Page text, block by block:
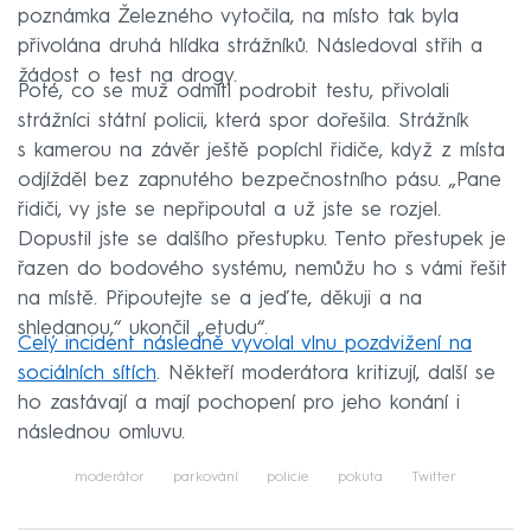
poznámka Železného vytočila, na místo tak byla
přivolána druhá hlídka strážníků. Následoval střih a
žádost o test na drogy.
Poté, co se muž odmítl podrobit testu, přivolali
strážníci státní policii, která spor dořešila. Strážník
s kamerou na závěr ještě popíchl řidiče, když z místa
odjížděl bez zapnutého bezpečnostního pásu. „Pane
řidiči, vy jste se nepřipoutal a už jste se rozjel.
Dopustil jste se dalšího přestupku. Tento přestupek je
řazen do bodového systému, nemůžu ho s vámi řešit
na místě. Připoutejte se a jeďte, děkuji a na
shledanou,“ ukončil „etudu“.
Celý incident následně vyvolal vlnu pozdvižení na
sociálních sítích. Někteří moderátora kritizují, další se
ho zastávají a mají pochopení pro jeho konání i
následnou omluvu.
moderátor parkování policie pokuta Twitter